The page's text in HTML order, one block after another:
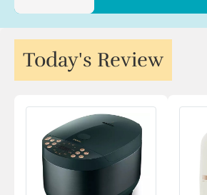
Today's Review